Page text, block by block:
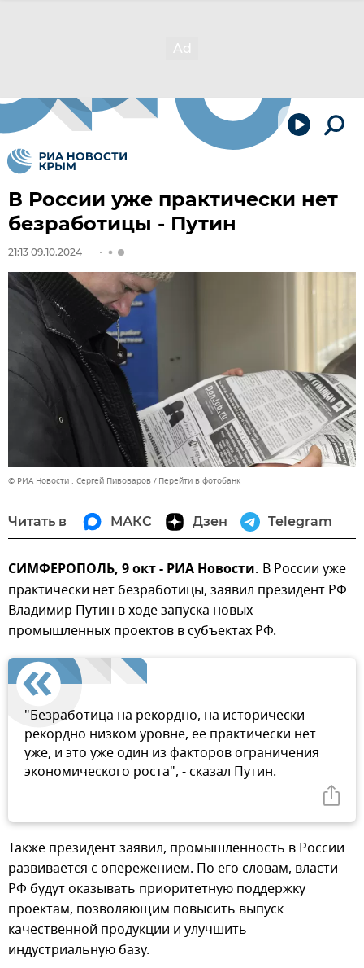
В России уже практически нет
безработицы - Путин
21:13 09.10.2024
© РИА Новости . Сергей Пивоваров Перейти в фотобанк
Читать в МАКС Дзен Telegram
СИМФЕРОПОЛЬ, 9 окт - РИА Новости. В России уже
практически нет безработицы, заявил президент РФ
Владимир Путин в ходе запуска новых
промышленных проектов в субъектах РФ.
"Безработица на рекордно, на исторически
рекордно низком уровне, ее практически нет
уже, и это уже один из факторов ограничения
экономического роста", - сказал Путин.
Также президент заявил, промышленность в России
развивается с опережением. По его словам, власти
РФ будут оказывать приоритетную поддержку
проектам, позволяющим повысить выпуск
качественной продукции и улучшить
индустриальную базу.